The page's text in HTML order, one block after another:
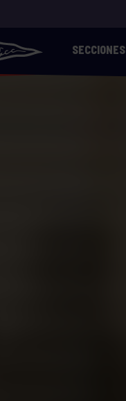
SECCIONES